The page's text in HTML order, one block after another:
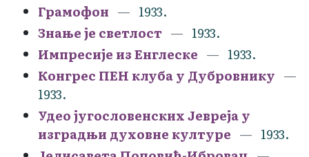
Грамофон
1933.
Знање је светлост
1933.
Импресије из Енглеске
1933.
Конгрес ПЕН клуба у Дубровнику
1933.
Удео југословенских Јевреја у
изградњи духовне културе
1933.